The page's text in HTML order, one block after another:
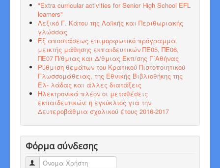
"Εxtra curricular activities for Senior High School EFL
learners"
Λεξικό Γ. Κάτου της Λαϊκής και Περιθωριακής
γλώσσας
Εξ αποστάσεως επιμορφωτικό πρόγραμμα
μεικτής μάθησης εκπαιδευτικών ΠΕ05, ΠΕ06,
ΠΕ07 Π/θμιας και Δ/θμιας Εκπ/σης Γ΄Αθήνας
Ρύθμιση θεμάτων του Κρατικού Πιστοποιητικού
Γλωσσομάθειας, της Εθνικής Βιβλιοθήκης της
Ελ- λάδας και άλλες διατάξεις
Ηλεκτρονικά πλέον οι μεταθέσεις
εκπαιδευτικών: η εγκύκλιος για την
Δευτεροβάθμια σχολικού έτους 2016-2017
Φόρμα σύνδεσης
Όνομα Χρήστη